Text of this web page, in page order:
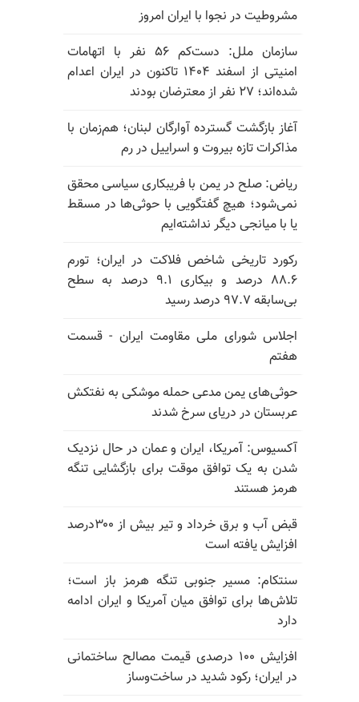
مشروطیت در نجوا با ایران امروز
سازمان ملل: دست‌کم ۵۶ نفر با اتهامات
امنیتی از اسفند ۱۴۰۴ تاکنون در ایران اعدام
شده‌اند؛ ۲۷ نفر از معترضان بودند
آغاز بازگشت گسترده آوارگان لبنان؛ هم‌زمان با
مذاکرات تازه بیروت و اسراییل در رم
ریاض: صلح در یمن با فریبکاری سیاسی محقق
نمی‌شود؛ هیچ گفتگویی با حوثی‌ها در مسقط
یا با میانجی دیگر نداشته‌ایم
رکورد تاریخی شاخص فلاکت در ایران؛ تورم
۸۸.۶ درصد و بیکاری ۹.۱ درصد به سطح
بی‌سابقه ۹۷.۷ درصد رسید
اجلاس شورای ملی مقاومت ایران - قسمت
هفتم
حوثی‌های یمن مدعی حمله موشکی به نفتکش
عربستان در دریای سرخ شدند
آکسیوس: آمریکا، ایران و عمان در حال نزدیک
شدن به یک توافق موقت برای بازگشایی تنگه
هرمز هستند
قبض آب و برق خرداد و تیر بیش از ۳۰۰درصد
افزایش یافته است
سنتکام: مسیر جنوبی تنگه هرمز باز است؛
تلاش‌ها برای توافق میان آمریکا و ایران ادامه
دارد
افزایش ۱۰۰ درصدی قیمت مصالح ساختمانی
در ایران؛ رکود شدید در ساخت‌وساز